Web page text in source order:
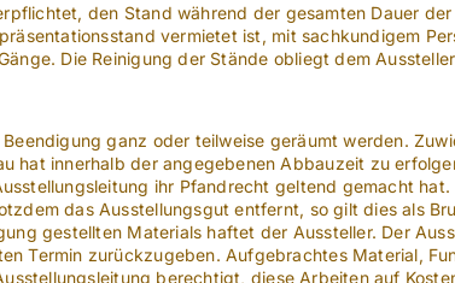
den Stand während der gesamten Dauer
vermietet ist, mit sachkundigem
Die Reinigung der Stände obliegt dem
ganz oder teilweise geräumt werden.
hat innerhalb der angegebenen Abbauzeit zu
ihr Pfandrecht geltend gemacht
das Ausstellungsgut entfernt, so gilt dies als
gestellten Materials haftet der Aussteller. Der
Termin zurückzugeben. Aufgebrachtes Material,
berechtigt, diese Arbeiten auf